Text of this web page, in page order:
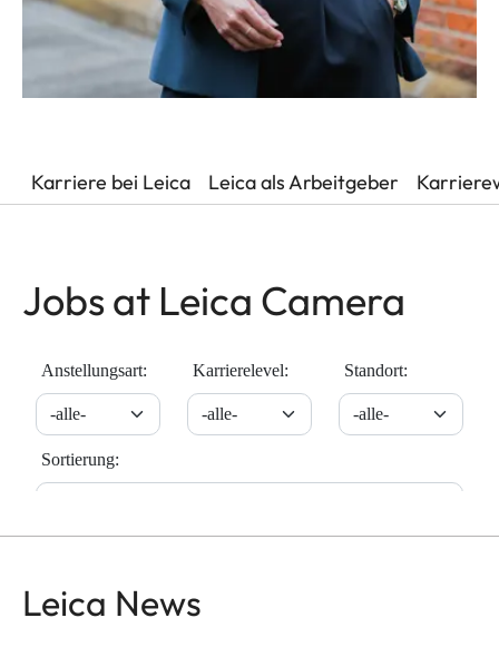
Karriere bei Leica Leica als Arbeitgeber
Jobs at Leica Camera
Leica News